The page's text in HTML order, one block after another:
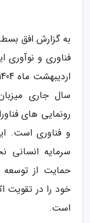
به گزارش افق
سال جاری
رونمایی های
و فناوری است.
سرمایه انسانی
حمایت از توسعه
خود را در تقویت
است.